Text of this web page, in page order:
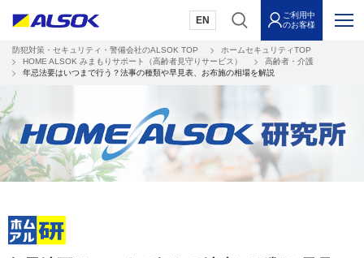
EN
ご利用中
のお客様
防犯対策・セキュリティ・警備会社のALSOK TOP
ホームセキュリティTOP
HOME ALSOK みまもりサポート（高齢者見守りサービス）
高齢者・介護
年忌法要はいつまで行う？法事の種類や早見表、お布施の相場を解説